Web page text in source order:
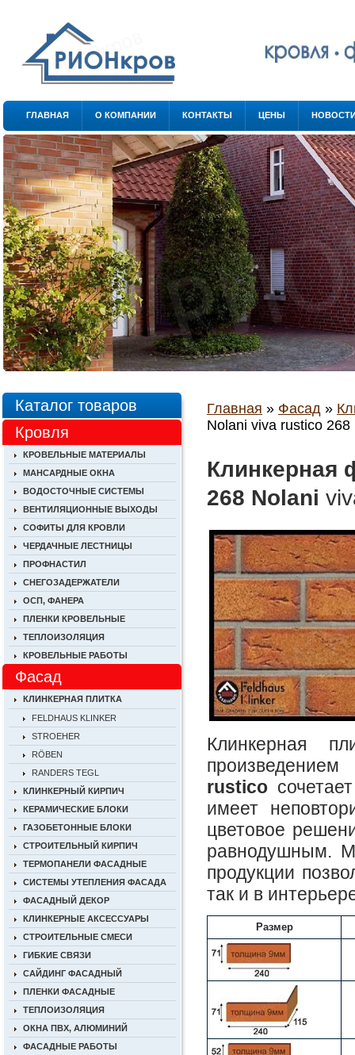
ГЛАВНАЯ О КОМПАНИИ КОНТАКТЫ ЦЕНЫ
Главная » Фасад »
Nolani viva rustico 268
Клинкерная
268 Nolani
Клинкерная
rustico
имеет
цветовое
равнодушным.
продукции
так и в
Размер
Каталог товаров
Кровля
КРОВЕЛЬНЫЕ МАТЕРИАЛЫ
МАНСАРДНЫЕ ОКНА
ВОДОСТОЧНЫЕ СИСТЕМЫ
ВЕНТИЛЯЦИОННЫЕ ВЫХОДЫ
СОФИТЫ ДЛЯ КРОВЛИ
ЧЕРДАЧНЫЕ ЛЕСТНИЦЫ
ПРОФНАСТИЛ
СНЕГОЗАДЕРЖАТЕЛИ
ОСП, ФАНЕРА
ПЛЕНКИ КРОВЕЛЬНЫЕ
ТЕПЛОИЗОЛЯЦИЯ
КРОВЕЛЬНЫЕ РАБОТЫ
Фасад
КЛИНКЕРНАЯ ПЛИТКА
FELDHAUS KLINKER
STROEHER
RÖBEN
RANDERS TEGL
КЛИНКЕРНЫЙ КИРПИЧ
КЕРАМИЧЕСКИЕ БЛОКИ
ГАЗОБЕТОННЫЕ БЛОКИ
СТРОИТЕЛЬНЫЙ КИРПИЧ
ТЕРМОПАНЕЛИ ФАСАДНЫЕ
СИСТЕМЫ УТЕПЛЕНИЯ ФАСАДА
ФАСАДНЫЙ ДЕКОР
КЛИНКЕРНЫЕ АКСЕССУАРЫ
СТРОИТЕЛЬНЫЕ СМЕСИ
ГИБКИЕ СВЯЗИ
САЙДИНГ ФАСАДНЫЙ
ПЛЕНКИ ФАСАДНЫЕ
ТЕПЛОИЗОЛЯЦИЯ
ОКНА ПВХ, АЛЮМИНИЙ
ФАСАДНЫЕ РАБОТЫ